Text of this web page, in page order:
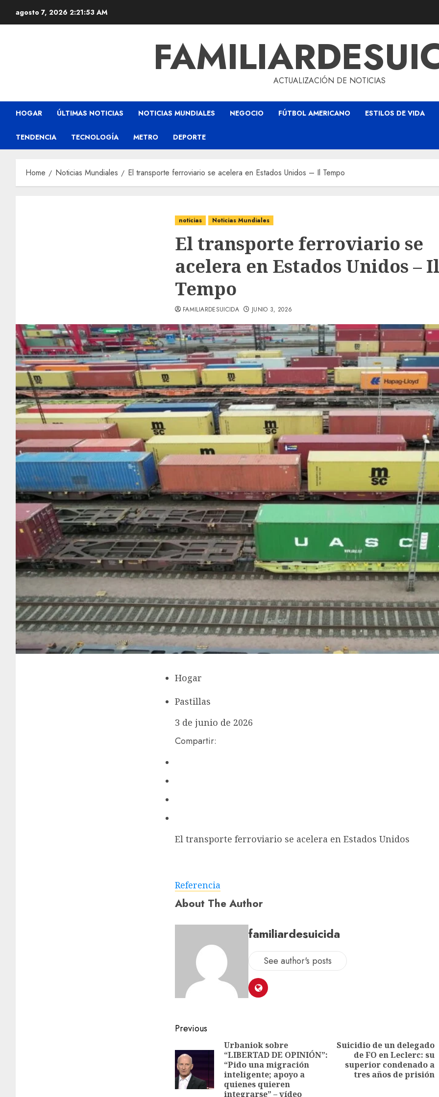
agosto 7, 2026 2:21:54 AM
ACTUALIZACIÓN DE NOTICIAS
HOGAR ÚLTIMAS NOTICIAS NOTICIAS MUNDIALES NEGOCIO FÚTBOL AMERICANO ESTILOS DE VIDA
TENDENCIA TECNOLOGÍA METRO DEPORTE
Home Noticias Mundiales El transporte ferroviario se acelera en Estados Unidos – Il Tempo
noticias Noticias Mundiales
El transporte ferroviario se
acelera en Estados Unidos – Il
Tempo
FAMILIARDESUICIDA JUNIO 3, 2026
Hogar
Pastillas
3 de junio de 2026
Compartir:
El transporte ferroviario se acelera en Estados Unidos
Referencia
About The Author
familiardesuicida
See author's posts
Previous
Urbaniok sobre
“LIBERTAD DE OPINIÓN”:
“Pido una migración
inteligente; apoyo a
quienes quieren
integrarse” – vídeo
Suicidio de un delegado
de FO en Leclerc: su
superior condenado a
tres años de prisión